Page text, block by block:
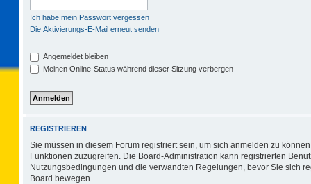
Ich habe mein Passwort vergessen
Die Aktivierungs-E-Mail erneut senden
Angemeldet bleiben
Meinen Online-Status während dieser Sitzung verbergen
REGISTRIEREN
Sie müssen in diesem Forum registriert sein, um sich anmelden zu
Funktionen zuzugreifen. Die Board-Administration kann registrierten
Nutzungsbedingungen und die verwandten Regelungen, bevor Sie sich
Board bewegen.